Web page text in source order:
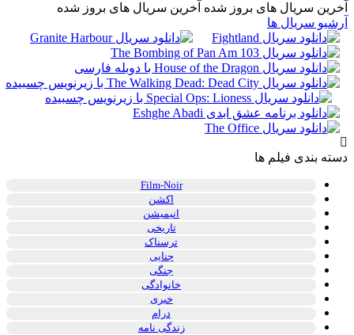
آخرین سریال های بروز شده آخرین سریال های بروز شده
آرشیو سریال ها
دسته بندی فیلم ها
Film-Noir
اکشن
انیمیشن
تاریخی
ترسناک
جنایی
جنگی
خانوادگی
خبری
درام
زندگی نامه